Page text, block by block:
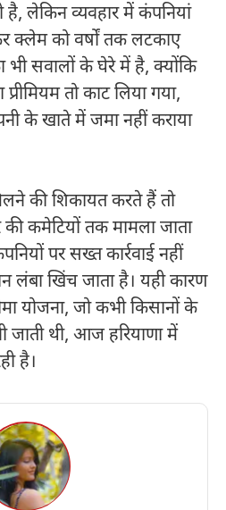
है, लेकिन व्यवहार में कंपनियां
क्लेम को वर्षों तक लटकाए
भी सवालों के घेरे में है, क्योंकि
तो काट लिया गया,
के खाते में जमा नहीं कराया
की शिकायत करते हैं तो
कमेटियों तक मामला जाता
पर सख्त कार्रवाई नहीं
लंबा खिंच जाता है। यही कारण
योजना, जो कभी किसानों के
जाती थी, आज हरियाणा में
है।